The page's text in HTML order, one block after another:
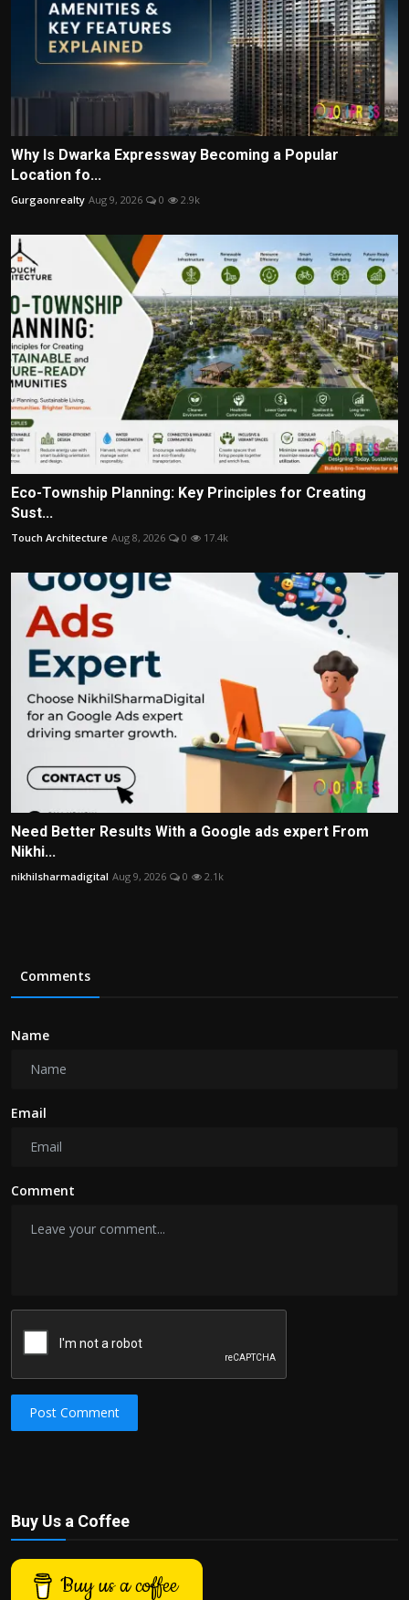
Why Is Dwarka Expressway Becoming a Popular
Location fo...
Gurgaonrealty Aug 9, 2026 0 2.9k
Eco-Township Planning: Key Principles for Creating
Sust...
Touch Architecture Aug 8, 2026 0 17.4k
Need Better Results With a Google ads expert From
Nikhi...
nikhilsharmadigital Aug 9, 2026 0 2.1k
Comments
Name
Email
Comment
Post Comment
Buy Us a Coffee
Buy us a coffee